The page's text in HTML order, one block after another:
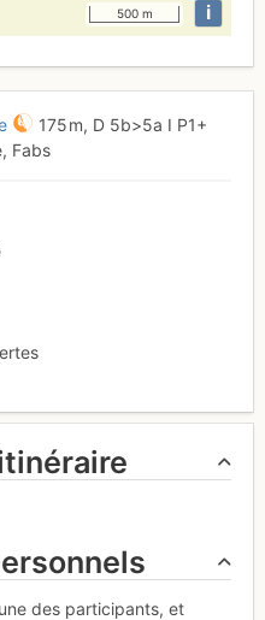
500 m i
175 m, D 5b>5a I P1+
Fabs
des participants, et